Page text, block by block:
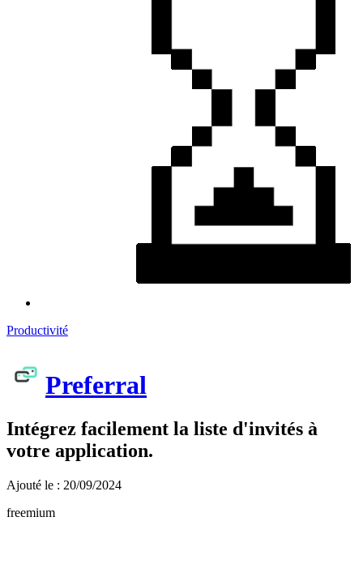
Productivité
Preferral
Intégrez facilement la liste d'invités à
votre application.
Ajouté le : 20/09/2024
freemium